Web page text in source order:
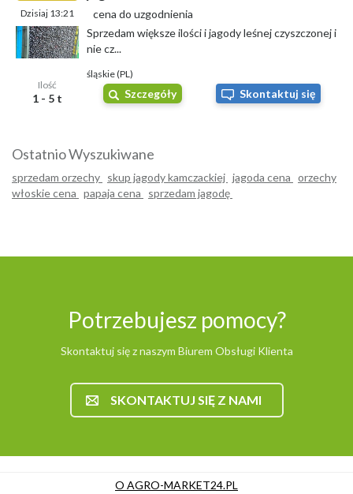
Dzisiaj 13:21
Ilość
1 - 5 t
cena do uzgodnienia
Sprzedam większe ilości i jagody leśnej czyszczonej i
nie cz...
śląskie (PL)
Szczegóły Skontaktuj się
Ostatnio Wyszukiwane
sprzedam orzechy skup jagody kamczackiej jagoda cena orzechy
włoskie cena papaja cena sprzedam jagodę
Potrzebujesz pomocy?
Skontaktuj się z naszym Biurem Obsługi Klienta
SKONTAKTUJ SIĘ Z NAMI
O AGRO-MARKET24.PL